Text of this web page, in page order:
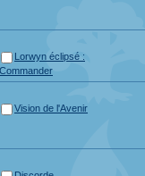
Lorwyn éclipsé :
Commander
Vision de l'Avenir